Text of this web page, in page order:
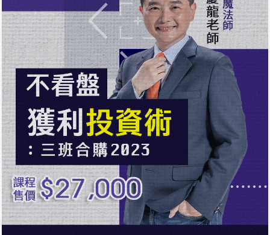
進EP2-股價淨值比(下)
1小時26分53秒
進EP3-股神指標(上)
1小時40分4秒
進EP3-股神指標 (下)
1小時31分54秒
進EP4-企業評價模型(上)
1小時31分37秒
進EP4-企業評價模型(下)
1小時26分32秒
實EP1-學會這兩招(上)
1小時41分40秒